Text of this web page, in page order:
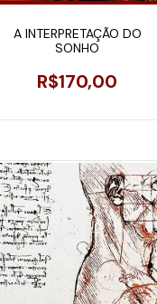
A INTERPRETAÇÃO DO
SONHO
R$170,00